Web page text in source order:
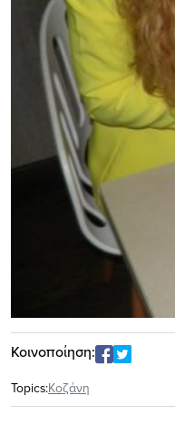
Κοινοποίηση:
Topics:Κοζάνη